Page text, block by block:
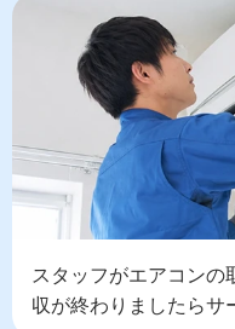
スタッフがエアコンの
収が終わりましたらサ